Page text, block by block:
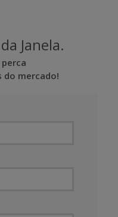
Janela.
do mercado!